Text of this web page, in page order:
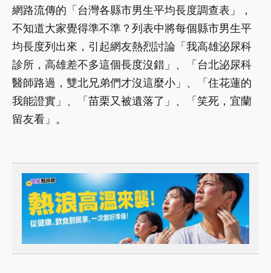
網路流傳的「台灣各縣市男生平均長度調查表」，
不知道大家覺得準不準？列表中將每個縣市男生平
均長度列出來，引起網友熱烈討論「我高雄泌尿科
診所，高雄差不多這個長度沒錯」、「台北泌尿科
醫師路過，雙北兄弟們才沒這麼小」、「住花蓮的
我能證實」、「苗栗又被遺落了」、「笑死，宜蘭
留友看」。